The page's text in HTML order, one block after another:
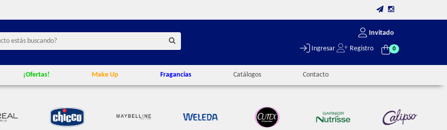
Invitado
Ingresar Registro 0
¡Ofertas! Make Up Fragancias Catálogos Contacto